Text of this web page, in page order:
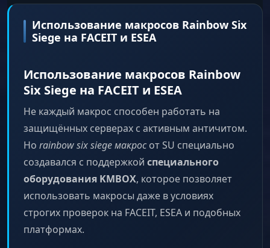
Использование макросов Rainbow Six
Siege на FACEIT и ESEA
Использование макросов Rainbow
Six Siege на FACEIT и ESEA
Не каждый макрос способен работать на
защищённых серверах с активным античитом.
Но rainbow six siege макросот SU специально
создавался с поддержкой специального
оборудования KMBOX, которое позволяет
использовать макросы даже в условиях
строгих проверок на FACEIT, ESEA и подобных
платформах.